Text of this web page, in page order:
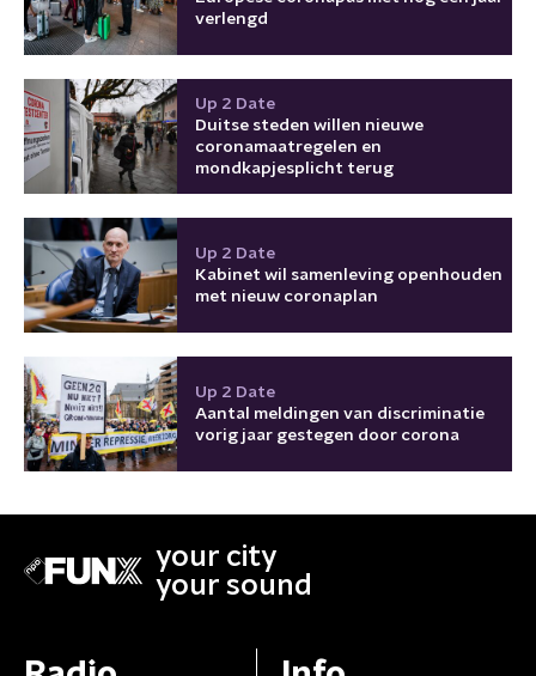
verlengd
Up 2 Date
Duitse steden willen nieuwe
coronamaatregelen en
mondkapjesplicht terug
Up 2 Date
Kabinet wil samenleving openhouden
met nieuw coronaplan
Up 2 Date
Aantal meldingen van discriminatie
vorig jaar gestegen door corona
your city
your sound